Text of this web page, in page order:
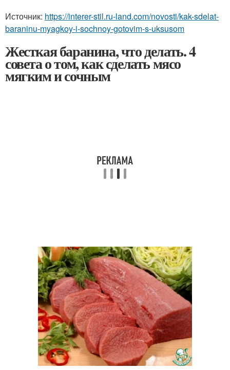
Источник: https://interer-stil.ru-land.com/novosti/kak-sdelat-
baraninu-myagkoy-i-sochnoy-gotovim-s-uksusom
Жесткая баранина, что делать. 4
совета о том, как сделать мясо
мягким и сочным